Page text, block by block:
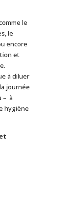
le
le
encore
et
à diluer
journée
– à
hygiène